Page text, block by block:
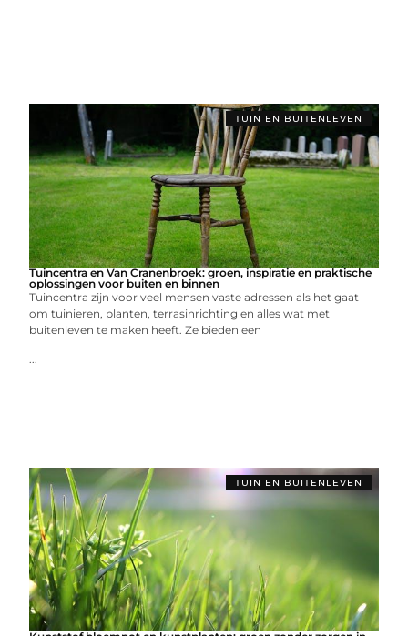
TUIN EN BUITENLEVEN
Tuincentra en Van Cranenbroek: groen, inspiratie en praktische
oplossingen voor buiten en binnen
Tuincentra zijn voor veel mensen vaste adressen als het gaat
om tuinieren, planten, terrasinrichting en alles wat met
buitenleven te maken heeft. Ze bieden een
...
TUIN EN BUITENLEVEN